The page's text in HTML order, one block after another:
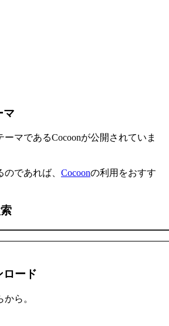
マ
ーマであるCocoonが公開されていま
であれば、 Cocoonの利用をおすす
ロード
ら。